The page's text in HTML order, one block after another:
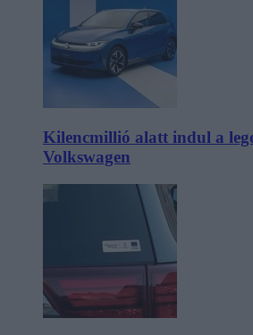
Kilencmillió alatt indul a
Volkswagen